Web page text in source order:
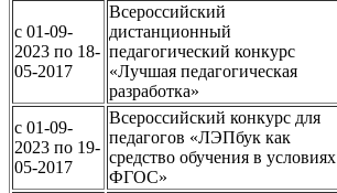
c 01-09-
2023 по 18-
05-2017
Всероссийский
дистанционный
педагогический конкурс
«Лучшая педагогическая
разработка»
c 01-09-
2023 по 19-
05-2017
Всероссийский конкурс для
педагогов «ЛЭПбук как
средство обучения в условиях
ФГОС»